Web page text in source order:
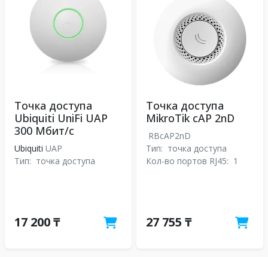
Точка доступа
Ubiquiti UniFi UAP
300 Мбит/с
Ubiquiti UAP
Тип: точка доступа
17 200 ₸
Точка доступа
MikroTik cAP 2nD
RBcAP2nD
Тип: точка доступа
Кол-во портов RJ45: 1
27 755 ₸